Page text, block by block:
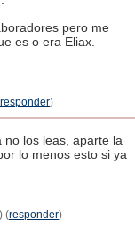
pero me
es o era Eliax.
responder)
no los leas, aparte la
lo menos esto si ya
(responder)